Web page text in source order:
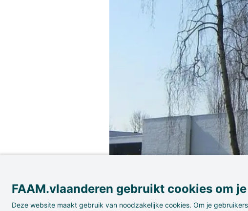
FAAM.vlaanderen gebruikt cookies om
Deze website maakt gebruik van noodzakelijke cookies. Om je